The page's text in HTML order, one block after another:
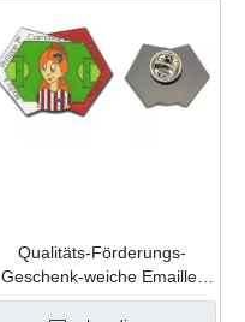
Qualitäts-Förderungs-
Geschenk-weiche Emaille-
kundenspezifische